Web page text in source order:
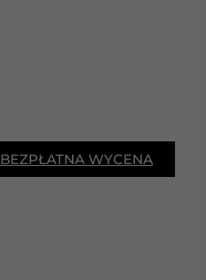
BEZPŁATNA WYCENA